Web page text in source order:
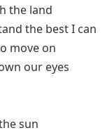
the land
the best I can
move on
our eyes
sun